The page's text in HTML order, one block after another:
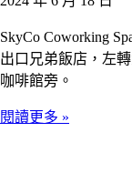
SkyCo Coworking
出口兄弟飯店，左
咖啡館旁。
閱讀更多 »